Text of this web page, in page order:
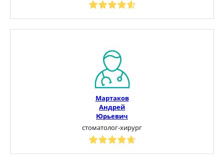
Мартаков
Андрей
Юрьевич
стоматолог-хирург